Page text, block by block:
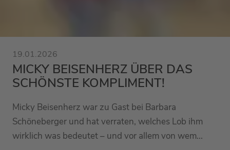
19.01.2026
MICKY BEISENHERZ ÜBER DAS
SCHÖNSTE KOMPLIMENT!
Micky Beisenherz war zu Gast bei Barbara
Schöneberger und hat verraten, welches Lob ihm
wirklich was bedeutet – und vor allem von wem...